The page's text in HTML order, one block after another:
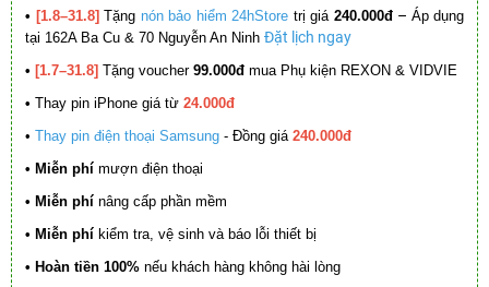
• [1.8–31.8] Tặng nón bảo hiểm 24hStore trị giá 240.000đ – Áp dụng
tại 162A Ba Cu & 70 Nguyễn An Ninh Đặt lịch ngay
• [1.7–31.8] Tặng voucher 99.000đ mua Phụ kiện REXON & VIDVIE
• Thay pin iPhone giá từ 24.000đ
• Thay pin điện thoại Samsung - Đồng giá 240.000đ
• Miễn phí mượn điện thoại
• Miễn phí nâng cấp phần mềm
• Miễn phí kiểm tra, vệ sinh và báo lỗi thiết bị
• Hoàn tiền 100% nếu khách hàng không hài lòng